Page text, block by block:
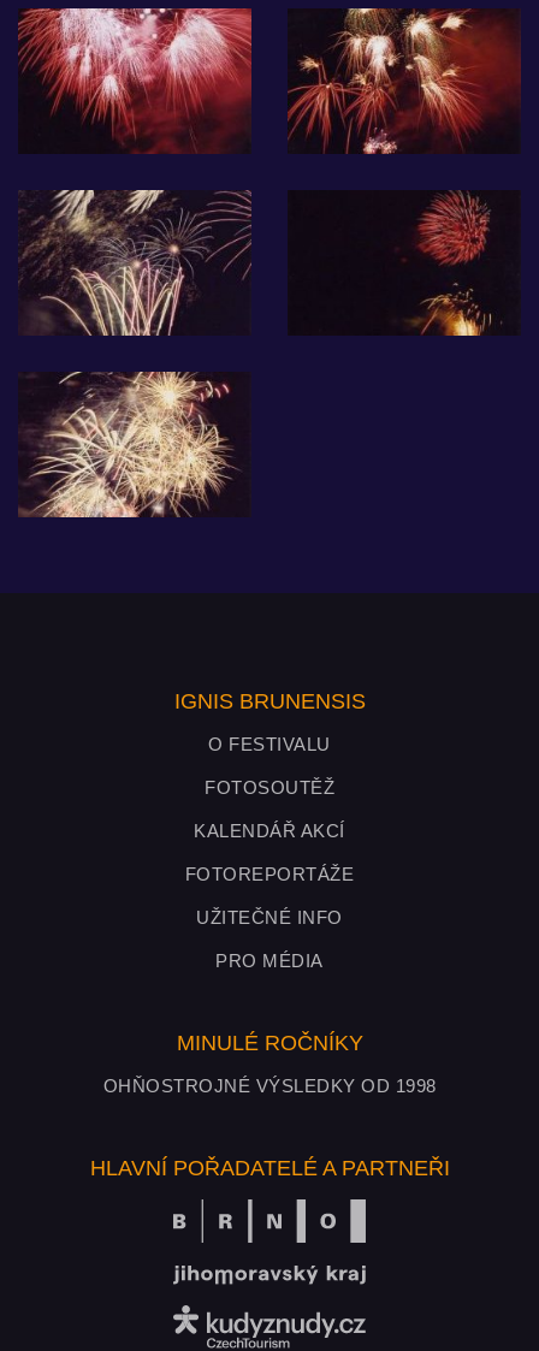
IGNIS BRUNENSIS
O FESTIVALU
FOTOSOUTĚŽ
KALENDÁŘ AKCÍ
FOTOREPORTÁŽE
UŽITEČNÉ INFO
PRO MÉDIA
MINULÉ ROČNÍKY
OHŇOSTROJNÉ VÝSLEDKY OD 1998
HLAVNÍ POŘADATELÉ A PARTNEŘI